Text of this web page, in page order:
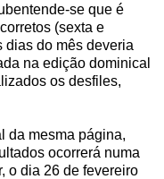
se que é
(sexta e
dias do mês deveria
na edição dominical
os desfiles,
da mesma página,
ocorrerá numa
o dia 26 de fevereiro